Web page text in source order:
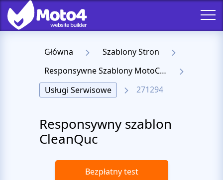
Główna
Szablony Stron
Responsywne Szablony MotoCMS 3
Usługi Serwisowe
271294
Responsywny szablon
CleanQuc
Bezpłatny test